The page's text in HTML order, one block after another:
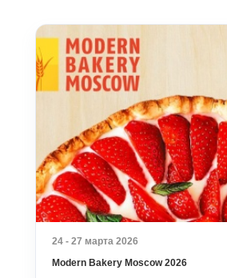
24 - 27 марта 2026
Modern Bakery Moscow 2026